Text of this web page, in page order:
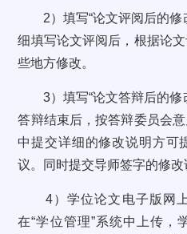
2）填写“论文评阅后的修
细填写论文评阅后，根据论
些地方修改。
3）填写“论文答辩后的修
答辩结束后，按答辩委员会
中提交详细的修改说明方可
议。同时提交导师签字的修改
4）学位论文电子版网上
在“学位管理”系统中上传，